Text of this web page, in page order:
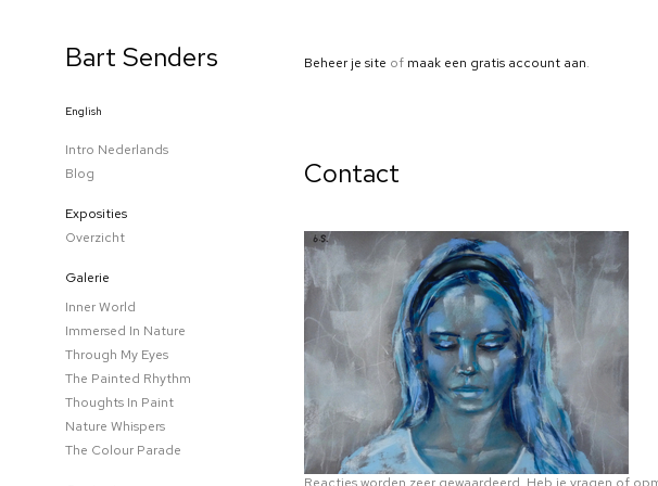
Beheer je site of maak een gratis account aan.
Contact
Bart Senders
English
Intro Nederlands
Blog
Exposities
Overzicht
Galerie
Inner World
Immersed In Nature
Through My Eyes
The Painted Rhythm
Thoughts In Paint
Nature Whispers
The Colour Parade